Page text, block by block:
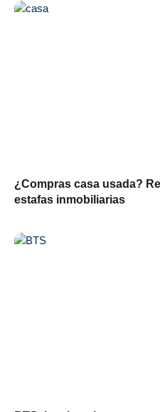
¿Compras casa usada?
estafas inmobiliarias